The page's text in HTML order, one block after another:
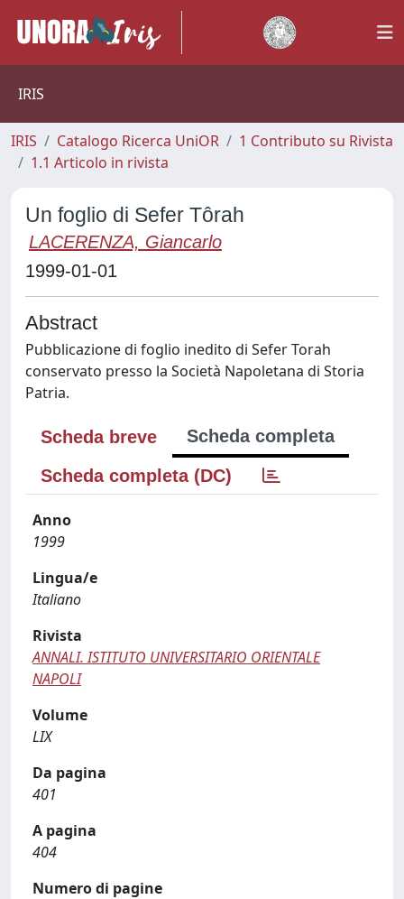
IRIS
IRIS Catalogo Ricerca UniOR
1 Contributo su Rivista
1.1 Articolo in rivista
Un foglio di Sefer Tôrah
LACERENZA, Giancarlo
1999-01-01
Abstract
Pubblicazione di foglio inedito di Sefer Torah
conservato presso la Società Napoletana di Storia
Patria.
Scheda breve
Scheda completa
Scheda completa (DC)
Anno
1999
Lingua/e
Italiano
Rivista
ANNALI. ISTITUTO UNIVERSITARIO ORIENTALE
NAPOLI
Volume
LIX
Da pagina
401
A pagina
404
Numero di pagine